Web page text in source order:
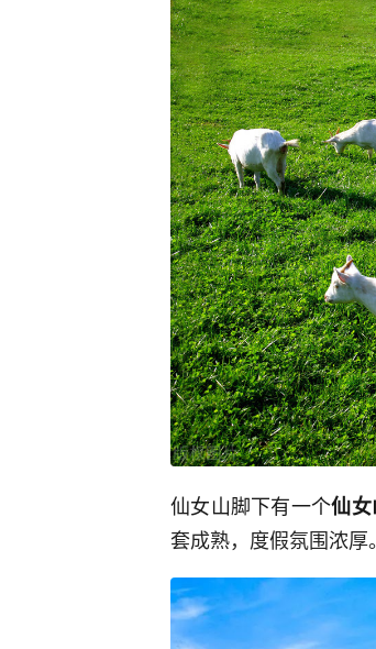
仙女山脚下有一个仙
套成熟，度假氛围浓厚。